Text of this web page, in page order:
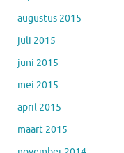
augustus 2015
juli 2015
juni 2015
mei 2015
april 2015
maart 2015